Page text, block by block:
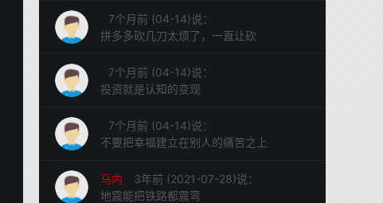
7个月前 (04-14)说：
拼多多砍几刀太烦了，一直让砍
7个月前 (04-14)说：
投资就是认知的变现
7个月前 (04-14)说：
不要把幸福建立在别人的痛苦之上
马内
3年前 (2021-07-28)说：
地震能把铁路都震弯